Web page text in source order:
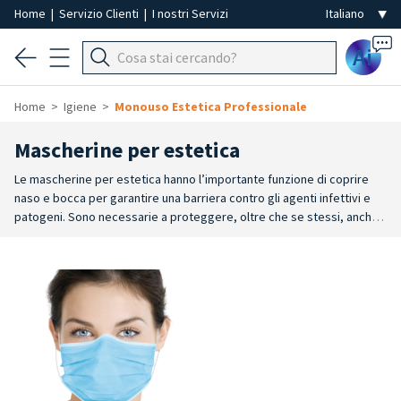
Home | Servizio Clienti | I nostri Servizi
Ai
Home Igiene Monouso Estetica Professionale
Mascherine per estetica
Le mascherine per estetica hanno l’importante funzione di coprire
naso e bocca per garantire una barriera contro gli agenti infettivi e
patogeni. Sono necessarie a proteggere, oltre che se stessi, anche
mascherine chirurgiche e le mascherine FFP2 sono caratterizzate da
un elevato potere filtrante e devono essere in grado di assicurare un
comfort ottimale per tutto il giorno.
adattandosi perfettamente alla forma del viso, grazie al fermanaso
regolabile e agli elastici di fissaggio da passare dietro le orecchie.
Queste specifiche caratteristiche rendono la mascherina estetista
confortevole, soprattutto quando le mascherine devono essere